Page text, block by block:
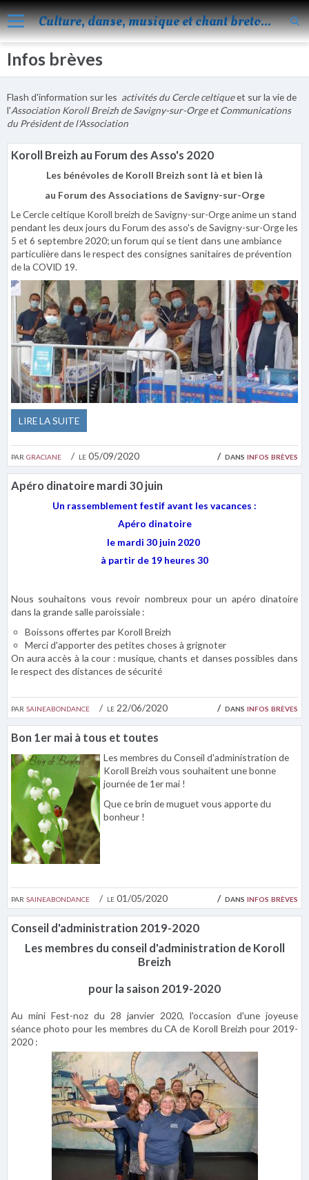
Culture, danse, musique et chant bretons
Accueil
Blog
Les évènements
Vidéos
Agenda
Vie de KOROLL
Contact
Infos brèves
Flash d'information sur les activités du Cercle celtiqueet sur la vie de
l'Association Koroll Breizh de Savigny-sur-Orge et Communications
du Président de l'Association
Koroll Breizh au Forum des Asso's 2020
par graciane le 05/09/2020 dans infos brèves
Les bénévoles de Koroll Breizh sont là et bien là
au Forum des Associations de Savigny-sur-Orge
Le Cercle celtique Koroll breizh de Savigny-sur-Orge anime un stand
pendant les deux jours du Forum des asso's de Savigny-sur-Orge les
5 et 6 septembre 2020; un forum qui se tient dans une ambiance
particulière dans le respect des consignes sanitaires de prévention
de la COVID 19.
LIRE LA SUITE
Apéro dinatoire mardi 30 juin
par saineabondance le 22/06/2020 dans infos brèves
Un rassemblement festif avant les vacances :
Apéro dinatoire
le mardi 30 juin 2020
à partir de 19 heures 30
Nous souhaitons vous revoir nombreux pour un apéro dinatoire
dans la grande salle paroissiale :
Boissons offertes par Koroll Breizh
Merci d'apporter des petites choses à grignoter
On aura accès à la cour : musique, chants et danses possibles dans
le respect des distances de sécurité
Bon 1er mai à tous et toutes
par saineabondance le 01/05/2020 dans infos brèves
Les membres du Conseil d'administration de
Koroll Breizh vous souhaitent une bonne
journée de 1er mai !
Que ce brin de muguet vous apporte du
bonheur !
Conseil d'administration 2019-2020
Les membres du conseil d'administration de Koroll
Breizh
pour la saison 2019-2020
Au mini Fest-noz du 28 janvier 2020, l'occasion d'une joyeuse
séance photo pour les membres du CA de Koroll Breizh pour 2019-
2020 :